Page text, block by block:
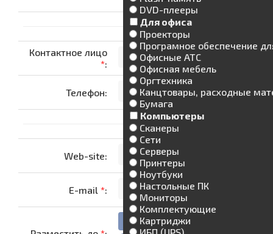
DVD-плееры
Для офиса
Проекторы
Програмное обеспечение
Офисные АТС
Офисная мебель
Оргтехника
Канцтовары, расходные
Бумага
Компьютеры
Сканеры
Сети
Серверы
Принтеры
Ноутбуки
Настольные ПК
Мониторы
Комплектующие
Картриджи
Контактное лицо
*:
Телефон:
Web-site:
E-mail *:
-